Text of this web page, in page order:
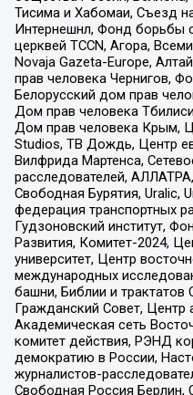
Тисима и Хабомаи, Съезд
Интернешнл, Фонд борьбы
церквей TCCN, Агора,
Novaja Gazeta-Europe,
прав человека Чернигов,
Белорусский дом прав
Дом прав человека
Дом прав человека Крым,
Studios, ТВ Дождь, Центр
Вилфрида Мартенса,
расследователей,
Свободная Бурятия, Uralic,
федерация транспортных
Гудзоновский институт,
Развития, Комитет-2024,
университет, Центр
международных
башни, Библии и трактатов
Гражданский Совет, Центр
Академическая сеть
комитет действия, РЭНД
демократию в России,
журналистов-
Свободная Россия Берлин,